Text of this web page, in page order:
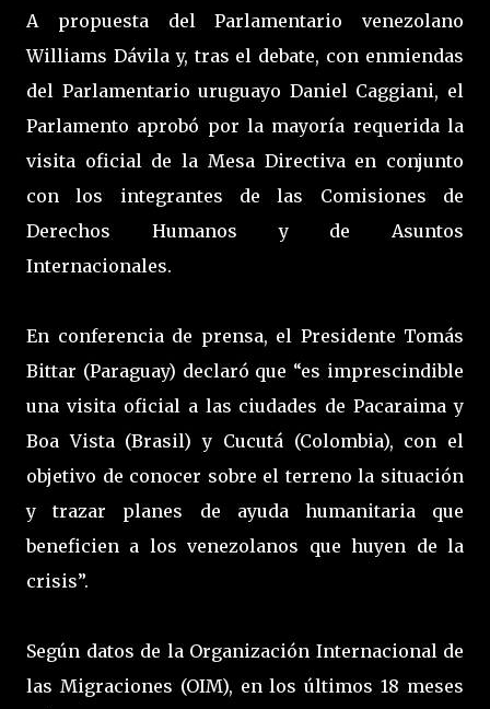
A propuesta del Parlamentario venezolano
Williams Dávila y, tras el debate, con enmiendas
del Parlamentario uruguayo Daniel Caggiani, el
Parlamento aprobó por la mayoría requerida la
visita oficial de la Mesa Directiva en conjunto
con los integrantes de las Comisiones de
Derechos Humanos y de Asuntos
Internacionales.
En conferencia de prensa, el Presidente Tomás
Bittar (Paraguay) declaró que “es imprescindible
una visita oficial a las ciudades de Pacaraima y
Boa Vista (Brasil) y Cucutá (Colombia), con el
objetivo de conocer sobre el terreno la situación
y trazar planes de ayuda humanitaria que
beneficien a los venezolanos que huyen de la
crisis”.
Según datos de la Organización Internacional de
las Migraciones (OIM), en los últimos 18 meses